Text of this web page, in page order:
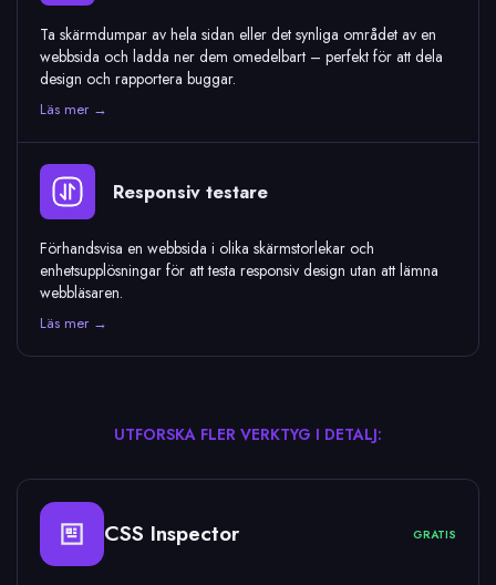
Ta skärmdumpar av hela sidan eller det synliga området av en
webbsida och ladda ner dem omedelbart – perfekt för att dela
design och rapportera buggar.
Läs mer →
Responsiv testare
Förhandsvisa en webbsida i olika skärmstorlekar och
enhetsupplösningar för att testa responsiv design utan att lämna
webbläsaren.
Läs mer →
UTFORSKA FLER VERKTYG I DETALJ:
CSS Inspector GRATIS